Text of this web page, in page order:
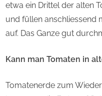
etwa ein Drittel der alten
und füllen
auf. Das Ganze gut
Kann man Tomaten in
Tomatenerde zum